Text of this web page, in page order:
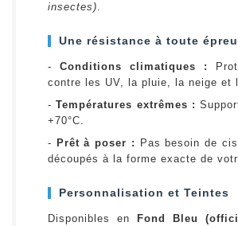
insectes).
Une résistance à toute
- Conditions climatiques :
contre les UV, la pluie, la neige et
-Températures extrêmes :
+70°C.
- Prêt à poser :
Pas besoin de
découpés à la forme exacte de
Personnalisation et Teintes
Disponibles en Fond Bleu